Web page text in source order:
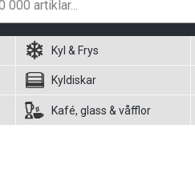
Kyl & Frys
Kyldiskar
Kafé, glass & våfflor